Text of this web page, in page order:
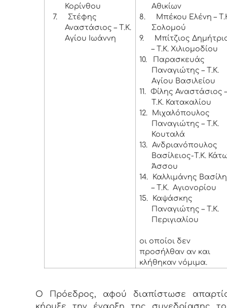
Κορίνθου
7.
Στέφης
Αναστάσιος – Τ.Κ.
Αγίου Ιωάννη
Αθικίων
8.
Μπέκου Ελένη –
Σολομού
9.
Μπίτζιος
– Τ.Κ. Χιλιομοδίου
10.
Παρασκευάς
Παναγιώτης – Τ.Κ.
Αγίου Βασιλείου
11. Φίλης Αναστάσιος –
Τ.Κ. Κατακαλίου
12.
Μιχαλόπουλος
Παναγιώτης – Τ.Κ.
Κουταλά
13. Ανδριανόπουλος
Βασίλειος-Τ.Κ.
Άσσου
14.
Καλλιμάνης
– Τ.Κ. Αγιονορίου
15.
Καψάσκης
Παναγιώτης – Τ.Κ.
Περιγιαλίου
οι οποίοι δεν
προσήλθαν αν και
κλήθηκαν νόμιμα.
Ο Πρόεδρος, αφού διαπίστωσε